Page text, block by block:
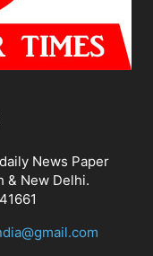
News Paper
& New Delhi.